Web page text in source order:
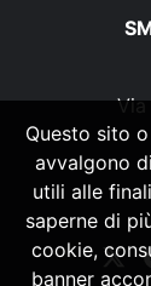
Via
Questo sito
avvalgono
utili alle
saperne di
cookie,
banner